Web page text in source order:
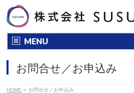
MENU
お問合せ／お申込み
HOME » お問合せ／お申込み